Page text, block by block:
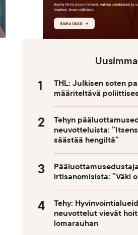
THL: Julkisen soten
määriteltävä
Tehyn
neuvotteluista:
säästää hengiltä”
irtisanomisista: ”Väki
Tehy:
neuvottelut vievät
lomarauhan